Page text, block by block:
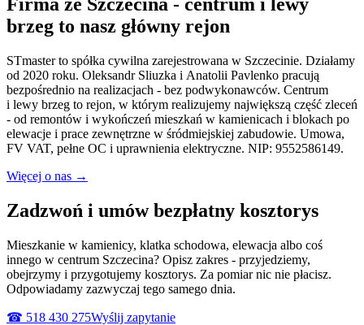
Firma ze Szczecina - centrum i lewy
brzeg to nasz główny rejon
STmaster to spółka cywilna zarejestrowana w Szczecinie. Działamy
od 2020 roku. Oleksandr Sliuzka i Anatolii Pavlenko pracują
bezpośrednio na realizacjach - bez podwykonawców. Centrum
i lewy brzeg to rejon, w którym realizujemy największą część zleceń
- od remontów i wykończeń mieszkań w kamienicach i blokach po
elewacje i prace zewnętrzne w śródmiejskiej zabudowie. Umowa,
FV VAT, pełne OC i uprawnienia elektryczne. NIP: 9552586149.
Więcej o nas →
Zadzwoń i umów bezpłatny kosztorys
Mieszkanie w kamienicy, klatka schodowa, elewacja albo coś
innego w centrum Szczecina? Opisz zakres - przyjedziemy,
obejrzymy i przygotujemy kosztorys. Za pomiar nic nie płacisz.
Odpowiadamy zazwyczaj tego samego dnia.
☎ 518 430 275Wyślij zapytanie